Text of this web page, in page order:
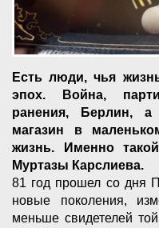
Есть люди, чья
эпох. Война,
ранения, Берлин,
магазин в
жизнь. Именно
Муртазы Карслиева.
81 год прошел со дня
новые поколения,
меньше свидетелей